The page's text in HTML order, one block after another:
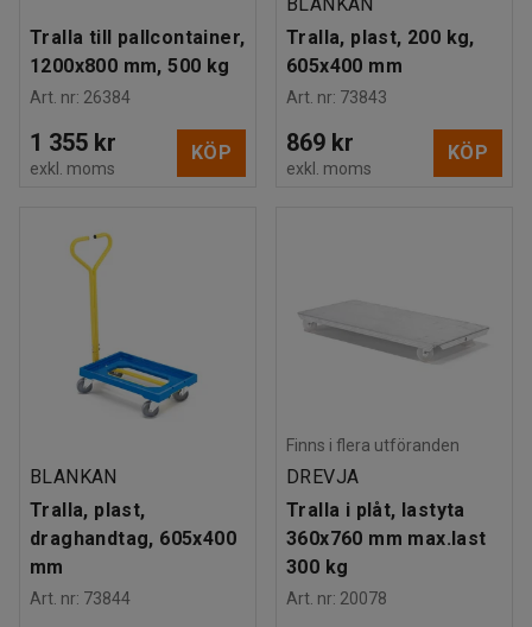
Tralla till pallcontainer,
1200x800 mm, 500 kg
Art. nr: 26384
1 355 kr
exkl. moms
KÖP
Tralla, plast, 200 kg,
605x400 mm
Art. nr: 73843
869 kr
exkl. moms
KÖP
BLANKAN
Tralla, plast,
draghandtag, 605x400
mm
Art. nr: 73844
Finns i flera utföranden
DREVJA
Tralla i plåt, lastyta
360x760 mm max.last
300 kg
Art. nr: 20078